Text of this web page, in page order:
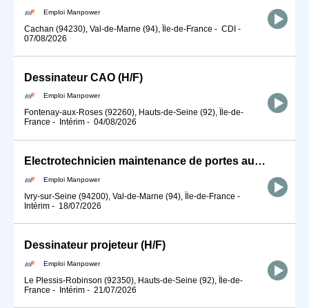
Emploi Manpower
Cachan (94230), Val-de-Marne (94), Île-de-France - CDI -
07/08/2026
Dessinateur CAO (H/F)
Emploi Manpower
Fontenay-aux-Roses (92260), Hauts-de-Seine (92), Île-de-
France - Intérim - 04/08/2026
Electrotechnicien maintenance de portes automatiques (H/F)
Emploi Manpower
Ivry-sur-Seine (94200), Val-de-Marne (94), Île-de-France -
Intérim - 18/07/2026
Dessinateur projeteur (H/F)
Emploi Manpower
Le Plessis-Robinson (92350), Hauts-de-Seine (92), Île-de-
France - Intérim - 21/07/2026